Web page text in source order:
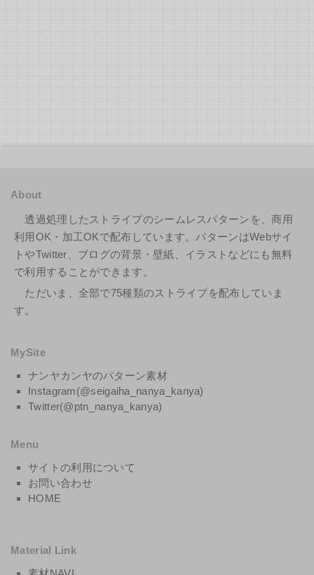
About
透過処理したストライプのシームレスパターンを、商用
利用OK・加工OKで配布しています。パターンはWebサイ
トやTwitter、ブログの背景・壁紙、イラストなどにも無料
で利用することができます。
ただいま、全部で75種類のストライプを配布していま
す。
MySite
ナンヤカンヤのパターン素材
Instagram(@seigaiha_nanya_kanya)
Twitter(@ptn_nanya_kanya)
Menu
サイトの利用について
お問い合わせ
HOME
Material Link